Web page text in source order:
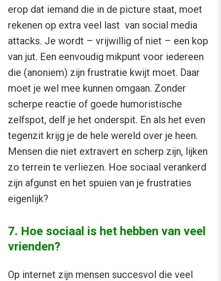
erop dat iemand die in de picture staat, moet
rekenen op extra veel last van social media
attacks. Je wordt – vrijwillig of niet – een kop
van jut. Een eenvoudig mikpunt voor iedereen
die (anoniem) zijn frustratie kwijt moet. Daar
moet je wel mee kunnen omgaan. Zonder
scherpe reactie of goede humoristische
zelfspot, delf je het onderspit. En als het even
tegenzit krijg je de hele wereld over je heen.
Mensen die niet extravert en scherp zijn, lijken
zo terrein te verliezen. Hoe sociaal verankerd
zijn afgunst en het spuien van je frustraties
eigenlijk?
7. Hoe sociaal is het hebben van veel
vrienden?
Op internet zijn mensen succesvol die veel